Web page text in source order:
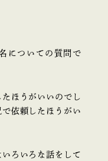
についての質問で
ほうがいいのでし
依頼したほうがい
ろいろな話をして